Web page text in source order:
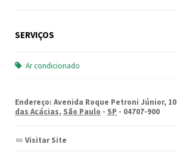
Endereço: Avenida Roque Petroni Júnior,
das Acácias, São Paulo - SP - 04707-900
Visitar Site
SERVIÇOS
Ar condicionado